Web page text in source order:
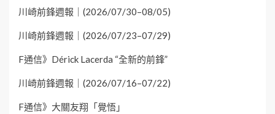
川崎前鋒週報｜(2026/07/30–08/05)
川崎前鋒週報｜(2026/07/23–07/29)
F通信》Dérick Lacerda “全新的前鋒”
川崎前鋒週報｜(2026/07/16–07/22)
F通信》大關友翔「覺悟」